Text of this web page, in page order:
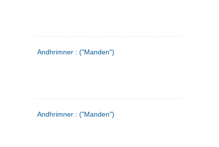
Andhrimner : ("Manden")
Andhrimner : ("Manden")